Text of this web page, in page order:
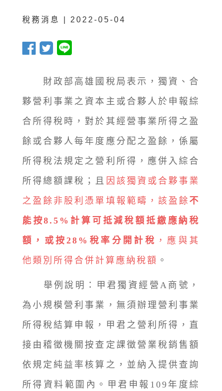
稅務消息 | 2022-05-04
財政部高雄國稅局表示，獨資、合
夥營利事業之資本主或合夥人於申報綜
合所得稅時，對於其經營事業所得之盈
餘或合夥人每年度應分配之盈餘，係屬
所得稅法規定之營利所得，應併入綜合
所得總額課稅；且 因該獨資或合夥事業
之盈餘非股利憑單填報範疇，該盈餘 不
能按8.5%計算可抵減稅額抵繳應納稅
額，或按28%稅率分開計稅 ，應與其
他類別所得合併計算應納稅額 。
舉例說明：甲君獨資經營A商號，
為小規模營利事業，無須辦理營利事業
所得稅結算申報，甲君之營利所得，直
接由稽徵機關按查定課徵營業稅銷售額
依規定純益率核算之，並納入提供查詢
所得資料範圍內。甲君申報109年度綜